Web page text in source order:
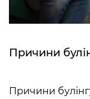
Причини
Причини